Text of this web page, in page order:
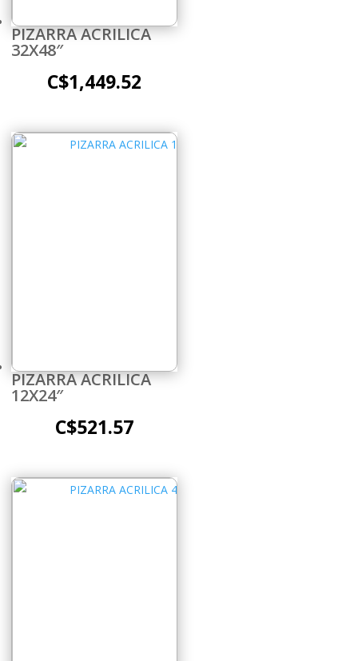
PIZARRA ACRILICA
32X48″
C$1,449.52
PIZARRA ACRILICA
12X24″
C$521.57